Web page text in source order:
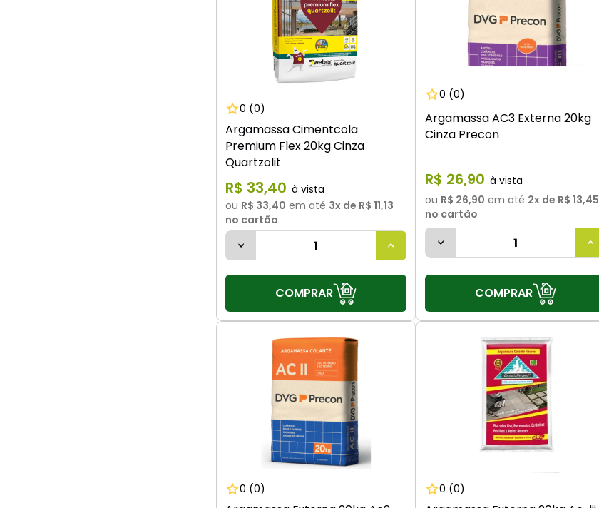
0 (0)
Argamassa Cimentcola
Premium Flex 20kg Cinza
Quartzolit
R$ 33,40
ou R$ 33,40 em até 3x de R$ 11,13
no cartão
COMPRAR
0 (0)
Argamassa AC3 Externa 20kg
Cinza Precon
R$ 26,90
ou R$ 26,90 em até 2x de R$ 13,45
no cartão
COMPRAR
0 (0) 0 (0)